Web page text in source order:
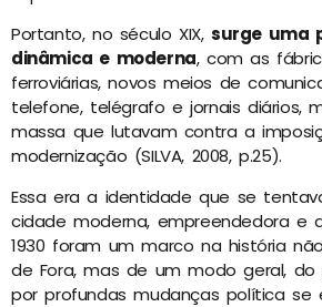
Portanto, no século XIX, surge uma
dinâmica e moderna, com as
ferroviárias, novos meios de
telefone, telégrafo e jornais diários,
massa que lutavam contra a
modernização (SILVA, 2008, p.25).
Essa era a identidade que se
cidade moderna, empreendedora e
1930 foram um marco na história
de Fora, mas de um modo geral, do
por profundas mudanças política se